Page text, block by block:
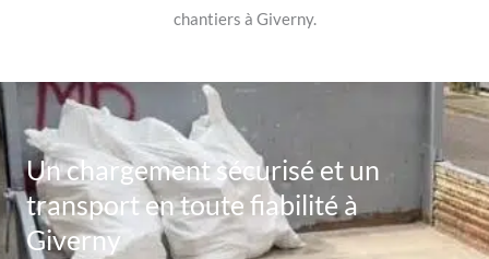
chantiers à Giverny.
Un chargement sécurisé et un
transport en toute fiabilité à
Giverny